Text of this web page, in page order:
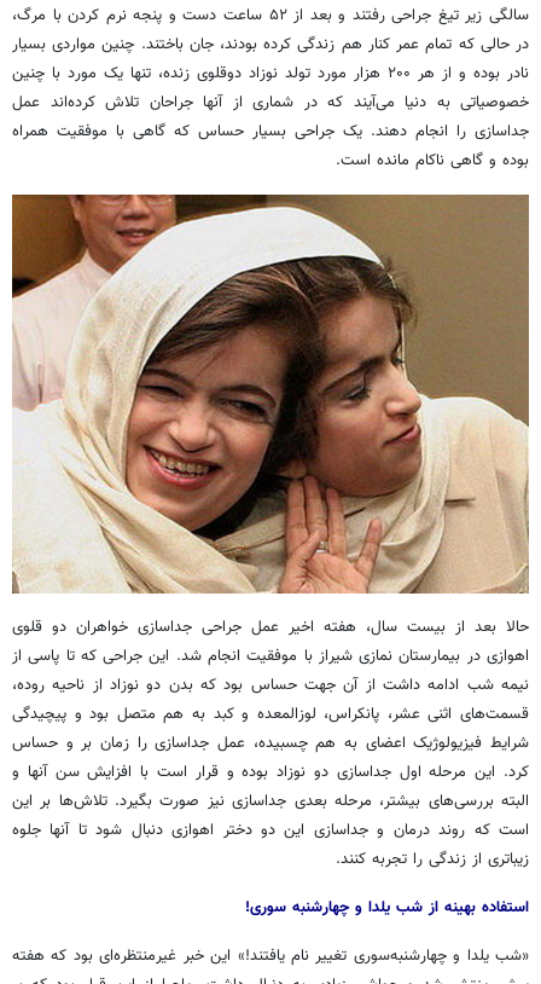
سالگی زیر تیغ جراحی رفتند و بعد از ۵۲ ساعت دست و پنجه نرم کردن با مرگ،
در حالی که تمام عمر کنار هم زندگی کرده بودند، جان باختند. چنین مواردی بسیار
نادر بوده و از هر ۲۰۰ هزار مورد تولد نوزاد دوقلوی زنده، تنها یک مورد با چنین
خصوصیاتی به دنیا می‌آیند که در شماری از آنها جراحان تلاش کرده‌اند عمل
جداسازی را انجام دهند. یک جراحی بسیار حساس که گاهی با موفقیت همراه
بوده و گاهی ناکام مانده است.
حالا بعد از بیست سال، هفته اخیر عمل جراحی جداسازی خواهران دو قلوی
اهوازی در بیمارستان نمازی شیراز با موفقیت انجام شد. این جراحی که تا پاسی از
نیمه شب ادامه داشت از آن جهت حساس بود که بدن دو نوزاد از ناحیه روده،
قسمت‌های اثنی عشر، پانکراس، لوزالمعده و کبد به هم متصل بود و پیچیدگی
شرایط فیزیولوژیک اعضای به هم چسبیده، عمل جداسازی را زمان بر و حساس
کرد. این مرحله اول جداسازی دو نوزاد بوده و قرار است با افزایش سن آنها و
البته بررسی‌های بیشتر، مرحله بعدی جداسازی نیز صورت بگیرد. تلاش‌ها بر این
است که روند درمان و جداسازی این دو دختر اهوازی دنبال شود تا آنها جلوه
زیباتری از زندگی را تجربه کنند.
استفاده بهینه از شب یلدا و چهارشنبه سوری!
«شب یلدا و چهارشنبه‌سوری تغییر نام یافتند!» این خبر غیرمنتظره‌ای بود که هفته